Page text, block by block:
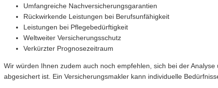
Umfangreiche Nachversicherungsgarantien
Rückwirkende Leistungen bei Berufsunfähigkeit
Leistungen bei Pflegebedürftigkeit
Weltweiter Versicherungsschutz
Verkürzter Prognosezeitraum
Wir würden Ihnen zudem auch noch empfehlen, sich bei der
abgesichert ist. Ein Versicherungsmakler kann individuelle